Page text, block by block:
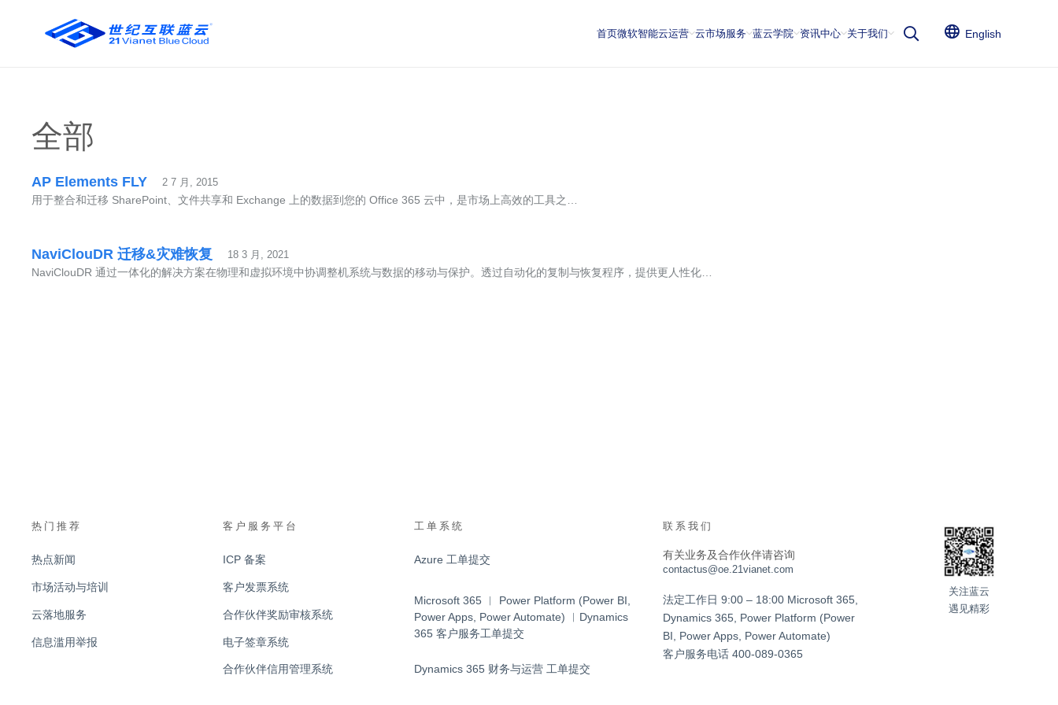
首页微软智能云运营 云市场服务 蓝云学院 资讯中心 关于我们 English
全部
AP Elements FLY 2 7 月, 2015
用于整合和迁移 SharePoint、文件共享和 Exchange 上的数据到您的 Office 365 云中，是市场上高效的工具之…
NaviClouDR 迁移&灾难恢复 18 3 月, 2021
NaviClouDR 通过一体化的解决方案在物理和虚拟环境中协调整机系统与数据的移动与保护。透过自动化的复制与恢复程序，提供更人性化…
热门推荐
热点新闻
市场活动与培训
云落地服务
信息滥用举报
客户服务平台
ICP 备案
客户发票系统
合作伙伴奖励审核系统
电子签章系统
合作伙伴信用管理系统
工单系统
Azure 工单提交
Microsoft 365 ︱ Power Platform (Power BI,
Power Apps, Power Automate) ︱Dynamics
365 客户服务工单提交
Dynamics 365 财务与运营 工单提交
联系我们
有关业务及合作伙伴请咨询
contactus@oe.21vianet.com
法定工作日 9:00 – 18:00 Microsoft 365,
Dynamics 365, Power Platform (Power
BI, Power Apps, Power Automate)
客户服务电话 400-089-0365
关注蓝云
遇见精彩